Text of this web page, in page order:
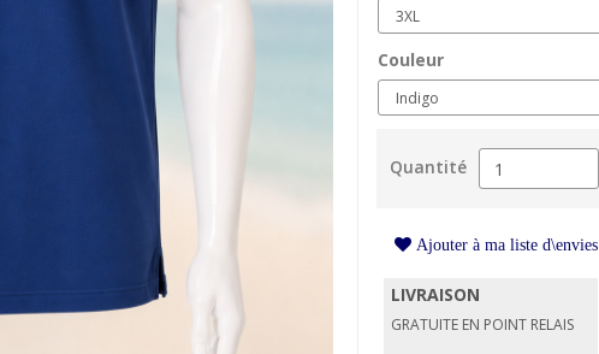
Couleur
Quantité
Ajouter à ma liste d\envies
LIVRAISON
GRATUITE EN POINT RELAIS